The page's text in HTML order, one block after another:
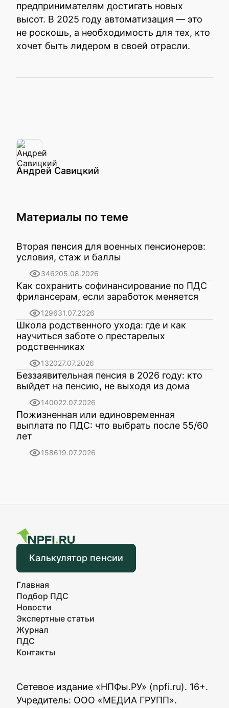
предпринимателям достигать новых
высот. В 2025 году автоматизация — это
не роскошь, а необходимость для тех, кто
хочет быть лидером в своей отрасли.
Андрей Савицкий
Материалы по теме
Вторая пенсия для военных пенсионеров:
условия, стаж и баллы
346205.08.2026
Как сохранить софинансирование по ПДС
фрилансерам, если заработок меняется
129631.07.2026
Школа родственного ухода: где и как
научиться заботе о престарелых
родственниках
132027.07.2026
Беззаявительная пенсия в 2026 году: кто
выйдет на пенсию, не выходя из дома
140022.07.2026
Пожизненная или единовременная
выплата по ПДС: что выбрать после 55/60
лет
158619.07.2026
Калькулятор пенсии
Главная
Подбор ПДС
Новости
Экспертные статьи
Журнал
ПДС
Контакты
Сетевое издание «НПФы.РУ» (npfi.ru). 16+.
Учредитель: ООО «МЕДИА ГРУПП».